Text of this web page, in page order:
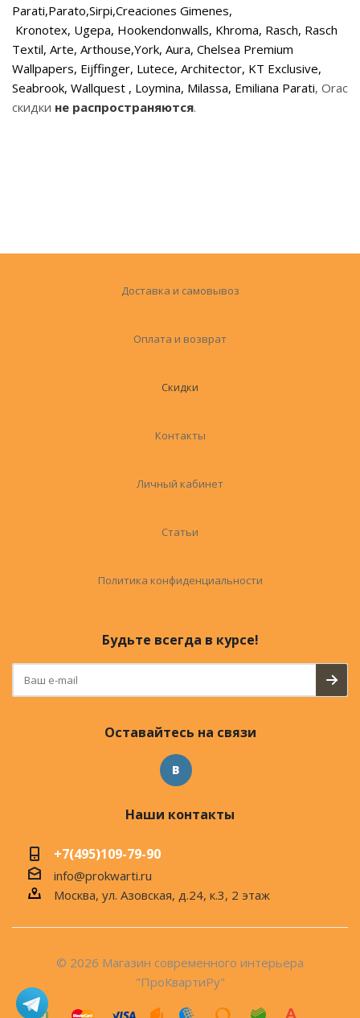
Parati,Parato,Sirpi,Creaciones Gimenes,
Kronotex, Ugepa, Hookendonwalls, Khroma, Rasch, Rasch
Textil, Arte, Arthouse,York, Aura, Chelsea Premium
Wallpapers, Eijffinger, Lutece, Architector, KT Exclusive,
Seabrook, Wallquest , Loymina, Milassa, Emiliana Parati, Orac
скидки не распространяются.
Доставка и самовывоз
Оплата и возврат
Скидки
Контакты
Личный кабинет
Статьи
Политика конфиденциальности
Будьте всегда в курсе!
Оставайтесь на связи
Наши контакты
+7(495)109-79-90
info@prokwarti.ru
Москва, ул. Азовская, д.24, к.3, 2 этаж
© 2026 Магазин современного интерьера
"ПроКвартиРу"